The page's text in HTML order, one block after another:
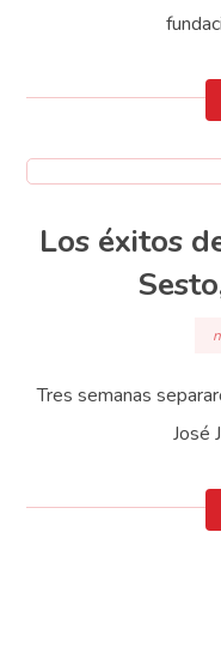
Los éxitos
Tres semanas
José